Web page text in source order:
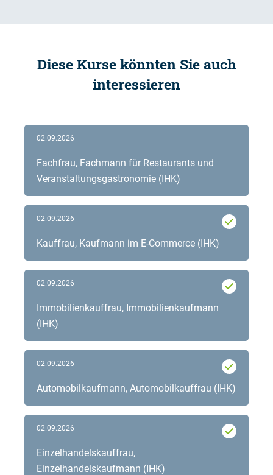
Diese Kurse könnten Sie auch
interessieren
Fachfrau, Fachmann für Restaurants und
Veranstaltungsgastronomie (IHK)
02.09.2026
Kauffrau, Kaufmann im E-Commerce (IHK)
02.09.2026
Immobilienkauffrau, Immobilienkaufmann
(IHK)
02.09.2026
Automobilkaufmann, Automobilkauffrau (IHK)
02.09.2026
Einzelhandelskauffrau,
Einzelhandelskaufmann (IHK)
02.09.2026